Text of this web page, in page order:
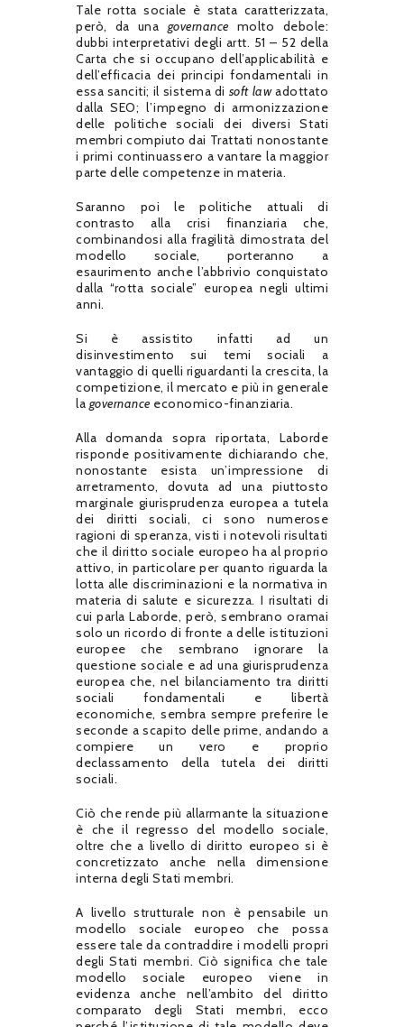
Tale rotta sociale è stata caratterizzata,
però, da una governance molto debole:
dubbi interpretativi degli artt. 51 – 52 della
Carta che si occupano dell’applicabilità e
dell’efficacia dei principi fondamentali in
essa sanciti; il sistema di soft lawadottato
dalla SEO; l’impegno di armonizzazione
delle politiche sociali dei diversi Stati
membri compiuto dai Trattati nonostante
i primi continuassero a vantare la maggior
parte delle competenze in materia.
Saranno poi le politiche attuali di
contrasto alla crisi finanziaria che,
combinandosi alla fragilità dimostrata del
modello sociale, porteranno a
esaurimento anche l’abbrivio conquistato
dalla “rotta sociale” europea negli ultimi
anni.
Si è assistito infatti ad un
disinvestimento sui temi sociali a
vantaggio di quelli riguardanti la crescita, la
competizione, il mercato e più in generale
la governance economico-finanziaria.
Alla domanda sopra riportata, Laborde
risponde positivamente dichiarando che,
nonostante esista un’impressione di
arretramento, dovuta ad una piuttosto
marginale giurisprudenza europea a tutela
dei diritti sociali, ci sono numerose
ragioni di speranza, visti i notevoli risultati
che il diritto sociale europeo ha al proprio
attivo, in particolare per quanto riguarda la
lotta alle discriminazioni e la normativa in
materia di salute e sicurezza. I risultati di
cui parla Laborde, però, sembrano oramai
solo un ricordo di fronte a delle istituzioni
europee che sembrano ignorare la
questione sociale e ad una giurisprudenza
europea che, nel bilanciamento tra diritti
sociali fondamentali e libertà
economiche, sembra sempre preferire le
seconde a scapito delle prime, andando a
compiere un vero e proprio
declassamento della tutela dei diritti
sociali.
Ciò che rende più allarmante la situazione
è che il regresso del modello sociale,
oltre che a livello di diritto europeo si è
concretizzato anche nella dimensione
interna degli Stati membri.
A livello strutturale non è pensabile un
modello sociale europeo che possa
essere tale da contraddire i modelli propri
degli Stati membri. Ciò significa che tale
modello sociale europeo viene in
evidenza anche nell’ambito del diritto
comparato degli Stati membri, ecco